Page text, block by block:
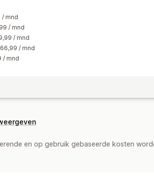
/ mnd
/ mnd
/ mnd
/ mnd
/ mnd
en op gebruik gebaseerde kosten